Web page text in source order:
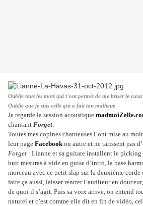
Oublie tous les mots qui t’ont permis de me briser le cœur
Oublie que je suis celle qui a fait ton malheur.
Je regarde la session acoustique
chantant Forget.
Toutes mes copines chanteuses l’ont mise au
leur page Facebookou autre et ne tarissent pas
Forget : Lianne et sa guitare installent le picking
huit mesures à vide en guise d’intro, la base
morceau avec ce petit slap sur la deuxième corde
faire ça aussi, laisser rentrer l’auditeur en
de quoi il s’agit. Puis sa voix arrive, on entend
naturel et c’est comme elle dit en fin de vidéo,